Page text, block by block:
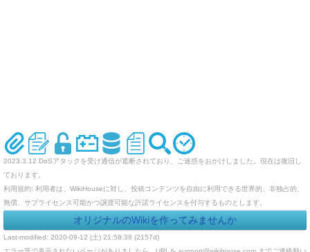
2023.3.12 DoSアタックを受け通信が遮断されており、ご迷惑をおかけしました。現在は復旧し
ております。
利用規約: 利用者は、WikiHouseに対し、投稿コンテンツを自由に利用できる世界的、非独占的、
無償、サブライセンス可能かつ譲渡可能な許諾ライセンスを付与するものとします。
オリジナルのWikiを作ってみませんか
Last-modified: 2020-09-12 (土) 21:58:38 (2157d)